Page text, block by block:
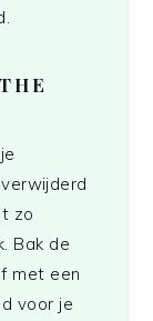
zo
Bak de
met een
voor je